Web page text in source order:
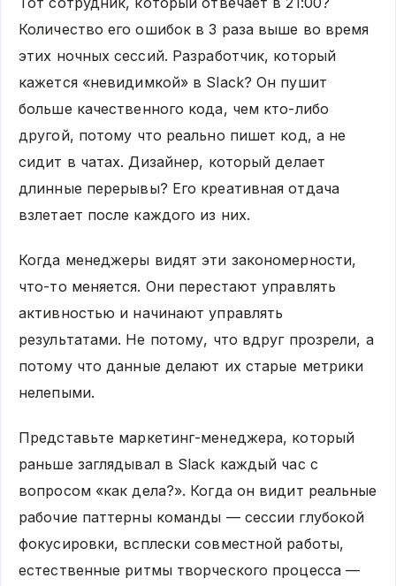
Количество его ошибок в 3 раза выше во время
этих ночных сессий. Разработчик, который
кажется «невидимкой» в Slack? Он пушит
больше качественного кода, чем кто-либо
другой, потому что реально пишет код, а не
сидит в чатах. Дизайнер, который делает
длинные перерывы? Его креативная отдача
взлетает после каждого из них.
Когда менеджеры видят эти закономерности,
что-то меняется. Они перестают управлять
активностью и начинают управлять
результатами. Не потому, что вдруг прозрели, а
потому что данные делают их старые метрики
нелепыми.
Представьте маркетинг-менеджера, который
раньше заглядывал в Slack каждый час с
вопросом «как дела?». Когда он видит реальные
рабочие паттерны команды — сессии глубокой
фокусировки, всплески совместной работы,
естественные ритмы творческого процесса —